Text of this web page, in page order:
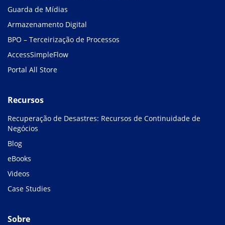
Guarda de Mídias
Armazenamento Digital
BPO – Terceirização de Processos
AccessSimpleFlow
Portal All Store
Recursos
Recuperação de Desastres: Recursos de Continuidade de
Negócios
Blog
eBooks
Videos
Case Studies
Sobre